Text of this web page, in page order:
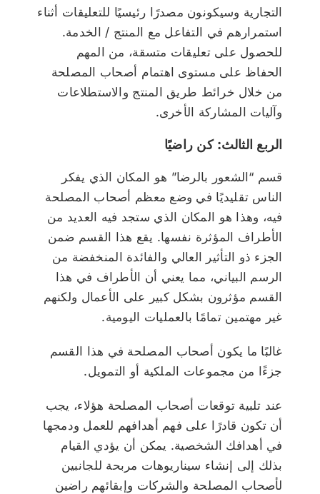
التجارية وسيكونون مصدرًا رئيسيًا للتعليقات أثناء
استمرارهم في التفاعل مع المنتج / الخدمة.
للحصول على تعليقات متسقة، من المهم
الحفاظ على مستوى اهتمام أصحاب المصلحة
من خلال خرائط طريق المنتج والاستطلاعات
وآليات المشاركة الأخرى.
الربع الثالث: كن راضيًا
قسم “الشعور بالرضا” هو المكان الذي يفكر
الناس تقليديًا في وضع معظم أصحاب المصلحة
فيه، وهذا هو المكان الذي ستجد فيه العديد من
الأطراف المؤثرة نفسها. يقع هذا القسم ضمن
الجزء ذو التأثير العالي والفائدة المنخفضة من
الرسم البياني، مما يعني أن الأطراف في هذا
القسم مؤثرون بشكل كبير على الأعمال ولكنهم
غير مهتمين تمامًا بالعمليات اليومية.
غالبًا ما يكون أصحاب المصلحة في هذا القسم
جزءًا من مجموعات الملكية أو التمويل.
عند تلبية توقعات أصحاب المصلحة هؤلاء، يجب
أن تكون قادرًا على فهم أهدافهم للعمل ودمجها
في أهدافك الشخصية. يمكن أن يؤدي القيام
بذلك إلى إنشاء سيناريوهات مربحة للجانبين
لأصحاب المصلحة والشركات وإبقائهم راضين